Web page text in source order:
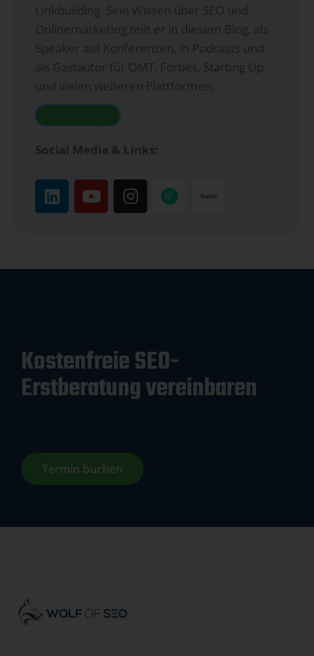
Linkbuilding. Sein Wissen über SEO und
Onlinemarketing teilt er in diesem Blog, als
Speaker auf Konferenzen, in Podcasts und
als Gastautor für OMT, Forbes, Starting Up
und vielen weiteren Plattformen.
Alle Beiträge
Social Media & Links:
Kostenfreie SEO-
Erstberatung vereinbaren
Termin buchen